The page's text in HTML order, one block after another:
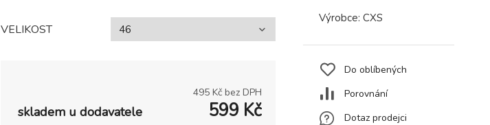
VELIKOST
495 Kč bez DPH
skladem u dodavatele 599 Kč
Výrobce: CXS
Do oblíbených
Porovnání
Dotaz prodejci